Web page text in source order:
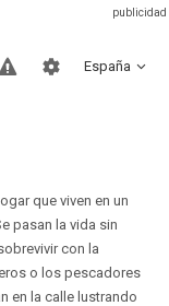
España
que viven en un
pasan la vida sin
con la
o los pescadores
en la calle lustrando